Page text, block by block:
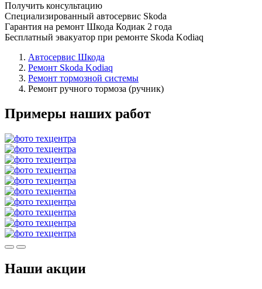
Получить консультацию
Специализированный автосервис Skoda
Гарантия на ремонт Шкода Кодиак 2 года
Бесплатный эвакуатор при ремонте Skoda Kodiaq
Автосервис Шкода
Ремонт Skoda Kodiaq
Ремонт тормозной системы
Ремонт ручного тормоза (ручник)
Примеры наших работ
Наши акции